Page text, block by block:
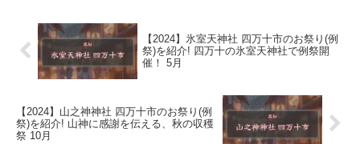
【2024】氷室天神社 四万十市のお祭り(例
祭)を紹介! 四万十の氷室天神社で例祭開
催！ 5月
【2024】山之神神社 四万十市のお祭り(例
祭)を紹介! 山神に感謝を伝える、秋の収穫
祭 10月